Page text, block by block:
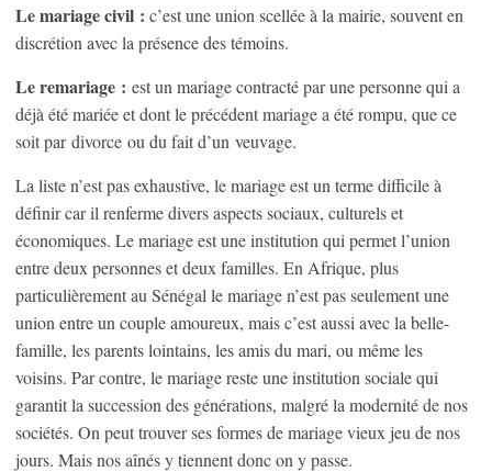
Le mariage civil : c’est une union scellée à la mairie, souvent en
discrétion avec la présence des témoins.
Le remariage : est un mariage contracté par une personne qui a
déjà été mariée et dont le précédent mariage a été rompu, que ce
soit par divorce ou du fait d’un veuvage.
La liste n’est pas exhaustive, le mariage est un terme difficile à
définir car il renferme divers aspects sociaux, culturels et
économiques. Le mariage est une institution qui permet l’union
entre deux personnes et deux familles. En Afrique, plus
particulièrement au Sénégal le mariage n’est pas seulement une
union entre un couple amoureux, mais c’est aussi avec la belle-
famille, les parents lointains, les amis du mari, ou même les
voisins. Par contre, le mariage reste une institution sociale qui
garantit la succession des générations, malgré la modernité de nos
sociétés. On peut trouver ses formes de mariage vieux jeu de nos
jours. Mais nos aînés y tiennent donc on y passe.